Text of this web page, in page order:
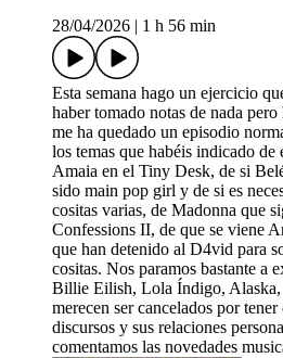
28/04/2026
1 h 56 min
Esta semana hago un ejercicio
haber tomado notas de nada
me ha quedado un episodio
los temas que habéis indicado de
Amaia en el Tiny Desk, de si
sido main pop girl y de si es
cositas varias, de Madonna que
Confessions II, de que se viene
que han detenido al D4vid para
cositas. Nos paramos bastante a
Billie Eilish, Lola Índigo, Alaska,
merecen ser cancelados por
discursos y sus relaciones
comentamos las novedades